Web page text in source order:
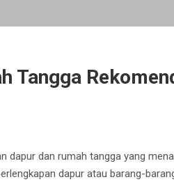
Tangga
dapur dan rumah tangga yang
dapur atau barang-